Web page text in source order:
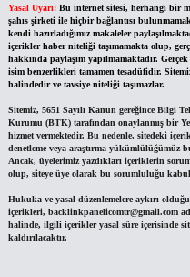
Yasal Uyarı: Bu internet sitesi, herhangi bir
şahıs şirketi ile hiçbir bağlantısı
kendi hazırladığımız makaleler
içerikler haber niteliği taşımamakta olup,
hakkında paylaşım yapılmamaktadır.
isim benzerlikleri tamamen tesadüfidir.
halindedir ve tavsiye niteliği taşımazlar.
Sitemiz, 5651 Sayılı Kanun gereğince Bilgi
Kurumu (BTK) tarafından onaylanmış bir
hizmet vermektedir. Bu nedenle, sitedeki
denetleme veya araştırma yükümlülüğümüz
Ancak, üyelerimiz yazdıkları içeriklerin
olup, siteye üye olarak bu sorumluluğu kabul
Hukuka ve yasal düzenlemelere aykırı
içerikleri, backlinkpanelicomtr@gmail.com
halinde, ilgili içerikler yasal süre içerisinde
kaldırılacaktır.